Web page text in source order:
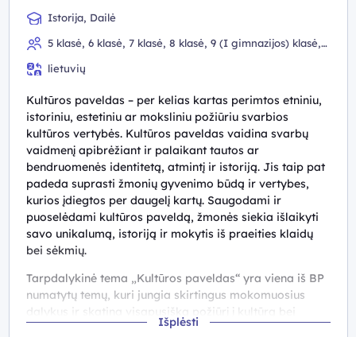
Istorija, Dailė
5 klasė, 6 klasė, 7 klasė, 8 klasė, 9 (I gimnazijos) klasė,
lietuvių
Išplėsti
Kultūros paveldas – per kelias kartas perimtos etniniu,
istoriniu, estetiniu ar moksliniu požiūriu svarbios
kultūros vertybės. Kultūros paveldas vaidina svarbų
vaidmenį apibrėžiant ir palaikant tautos ar
bendruomenės identitetą, atmintį ir istoriją. Jis taip pat
padeda suprasti žmonių gyvenimo būdą ir vertybes,
kurios įdiegtos per daugelį kartų. Saugodami ir
puoselėdami kultūros paveldą, žmonės siekia išlaikyti
savo unikalumą, istoriją ir mokytis iš praeities klaidų
bei sėkmių.
Tarpdalykinė tema „Kultūros paveldas“ yra viena iš BP
numatytų temų, kuri jungia skirtingus mokomuosius
dalykus ir skatina visapusišką požiūrį į kultūrą bei
istoriją. Ji leidžia mokiniams ne tik susipažinti su